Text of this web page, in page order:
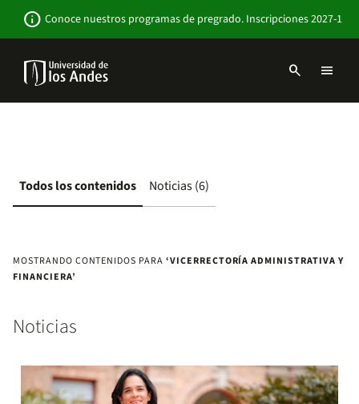
contenido
info Conoce nuestros programas de pregrado. Inscripciones 2027-1
Navbar
search menu
Todos los contenidos Noticias (6)
MOSTRANDO CONTENIDOS PARA ‘VICERRECTORÍA ADMINISTRATIVA Y
FINANCIERA’
Noticias